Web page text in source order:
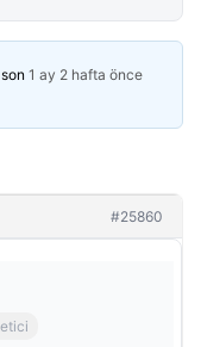
1 ay 2 hafta önce
#25860